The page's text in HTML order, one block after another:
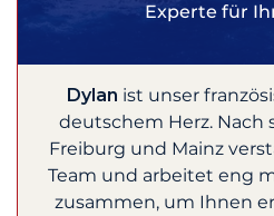
Experte für
Dylan ist unser
deutschem Herz. Nach
Freiburg und Mainz
Team und arbeitet eng
zusammen, um Ihnen